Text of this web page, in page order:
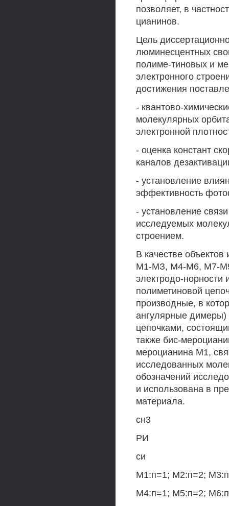
позволяет, в
цианинов.
Цель
люминесцентных
полиме-тиновых и
электронного
достижения
- квантово-
молекулярных
электронной
- оценка констант
каналов
- установление
эффективность
- установление
исследуемых
строением.
В качестве
М1-МЗ, М4-М6, М7-М9,
электродо-норности
полиметиновой
производные, в
ангулярные
цепочками,
также бис-
мероцианина М1,
исследованных
обозначений
и использована в
материала.
сн3
РИ
си
М1:п=1; М2:п=2;
М4:п=1; М5:п=2;